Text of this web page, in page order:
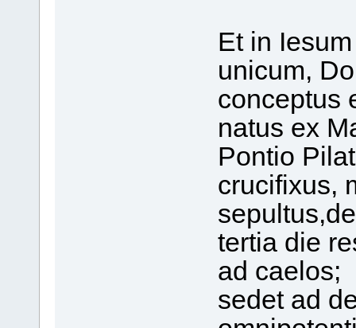
Et in
unicum,
conceptus
natus ex
Pontio
crucifixus,
tertia die
ad caelos;
sedet ad